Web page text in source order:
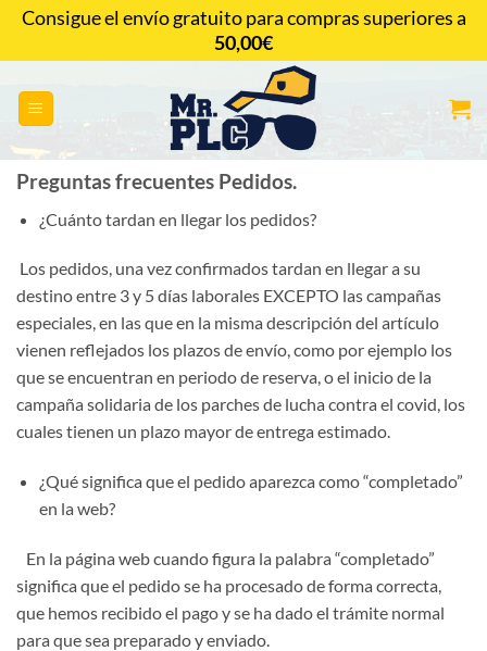
Saltar
contenido
CONTACTAR
Preguntas frecuentes Pedidos.
¿Cuánto tardan en llegar los pedidos?
Los pedidos, una vez confirmados tardan en llegar a su
destino entre 3 y 5 días laborales EXCEPTO las campañas
especiales, en las que en la misma descripción del artículo
vienen reflejados los plazos de envío, como por ejemplo los
que se encuentran en periodo de reserva, o el inicio de la
campaña solidaria de los parches de lucha contra el covid, los
cuales tienen un plazo mayor de entrega estimado.
¿Qué significa que el pedido aparezca como “completado”
en la web?
En la página web cuando figura la palabra “completado”
significa que el pedido se ha procesado de forma correcta,
que hemos recibido el pago y se ha dado el trámite normal
para que sea preparado y enviado.
Consigue el envío gratuito para compras superiores a
50,00€